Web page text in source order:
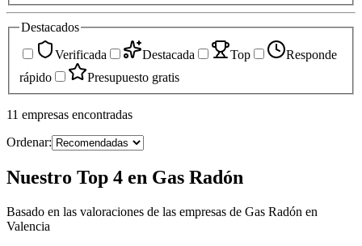
Destacados
Verificada
Destacada Top
Responde
rápido
Presupuesto gratis
11 empresas encontradas
Ordenar:
Nuestro Top 4 en Gas Radón
Basado en las valoraciones de las empresas de Gas Radón en
Valencia